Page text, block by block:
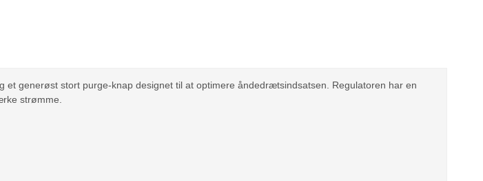
generøst stort purge-knap designet til at optimere åndedrætsindsatsen. Regulatoren har en
strømme.